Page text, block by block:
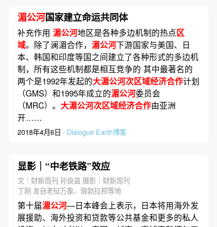
湄公河国家建立命运共同体
补充作用 湄公河地区是各种多边机制的热点区
域。除了澜湄合作， 湄公河下游国家与美国、日
本、韩国和印度等国之间建立了各种形式的多边机
制，所有这些机制都是相互竞争的 其中最著名的
两个是1992年发起的大湄公河次区域经济合作计划
（GMS）和1995年成立的湄公河委员会
（MRC）。 大湄公河次区域经济合作由亚洲
开……
2018年4月6日 · Dialogue Earth博客
显影｜“中老铁路”效应
文｜财新周刊 孙良滋 摄影｜财新周刊
丁刚 发自老挝万象、琅勃拉邦等地
第十届湄公河—日本峰会上表示，日本将用海外发
展援助、海外投资和贷款等公共基金和更多的私人